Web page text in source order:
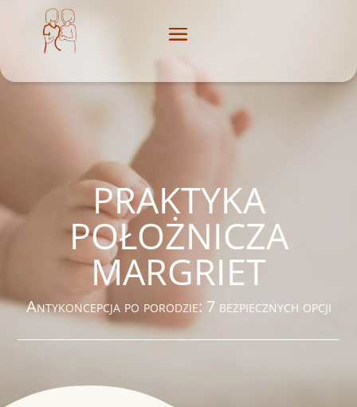
PRAKTYKA
POŁOŻNICZA
MARGRIET
Antykoncepcja po porodzie: 7 bezpiecznych opcji